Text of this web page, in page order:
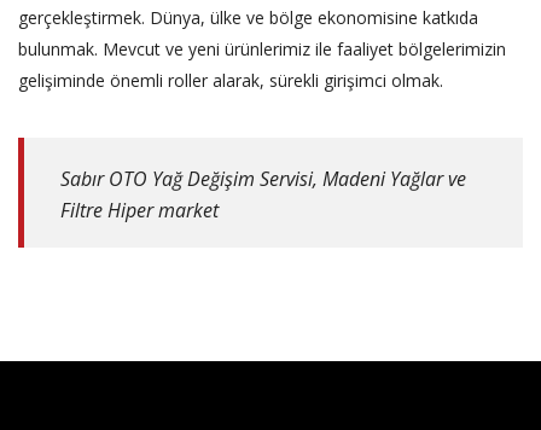
gerçekleştirmek. Dünya, ülke ve bölge ekonomisine katkıda
bulunmak. Mevcut ve yeni ürünlerimiz ile faaliyet bölgelerimizin
gelişiminde önemli roller alarak, sürekli girişimci olmak.
Sabır OTO Yağ Değişim Servisi, Madeni Yağlar ve
Filtre Hiper market